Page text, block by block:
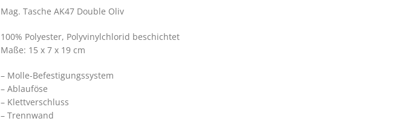
Mag. Tasche AK47 Double Oliv
100% Polyester, Polyvinylchlorid beschichtet
Maße: 15 x 7 x 19 cm
– Molle-Befestigungssystem
– Ablauföse
– Klettverschluss
– Trennwand